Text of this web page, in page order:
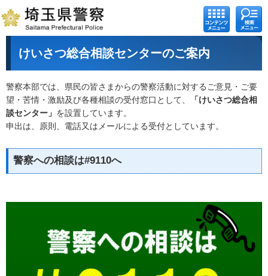
コンテ
ンツメ
ニュー
検索メ
ニュー
けいさつ総合相談センターのご案内
警察本部では、県民の皆さまからの警察活動に対するご意見・ご要
望・苦情・激励及び各種相談の受付窓口として、
「けいさつ総合相
談センター」 を設置しています。
申出は、原則、電話又はメールによる受付としています。
警察への相談は#9110へ